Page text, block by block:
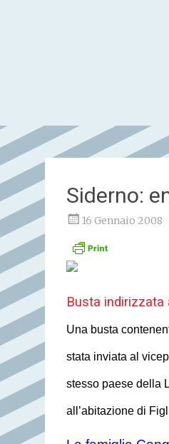
Siderno:
16 Gennaio 2008
Busta indirizzata
Una busta
stata inviata al
stesso paese della
all’abitazione di